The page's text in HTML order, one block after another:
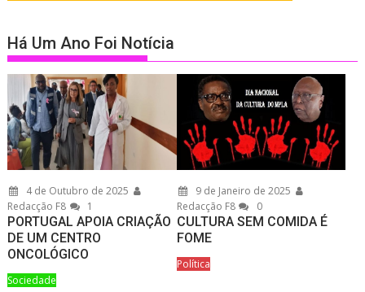
Há Um Ano Foi Notícia
4 de Outubro de 2025
Redacção F8
1
PORTUGAL APOIA CRIAÇÃO
DE UM CENTRO
ONCOLÓGICO
Sociedade
9 de Janeiro de 2025
Redacção F8
0
CULTURA SEM COMIDA É
FOME
Política